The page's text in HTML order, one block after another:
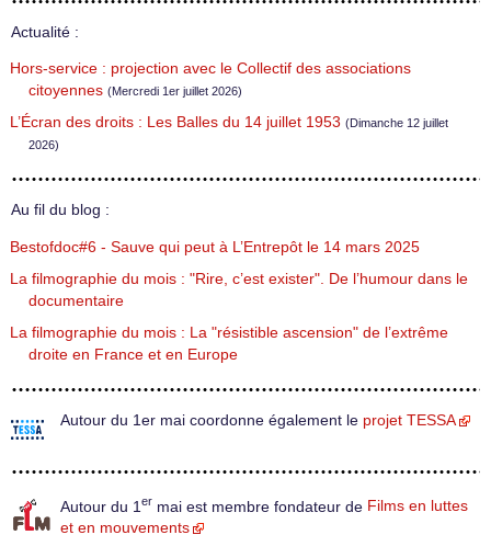
Actualité :
Hors-service : projection avec le Collectif des associations
citoyennes (Mercredi 1er juillet 2026)
L’Écran des droits : Les Balles du 14 juillet 1953 (Dimanche 12 juillet
2026)
Au fil du blog :
Bestofdoc#6 - Sauve qui peut à L’Entrepôt le 14 mars 2025
La filmographie du mois : "Rire, c’est exister". De l’humour dans le
documentaire
La filmographie du mois : La "résistible ascension" de l’extrême
droite en France et en Europe
Autour du 1er mai coordonne également le projet TESSA
Autour du 1 er mai est membre fondateur de Films en luttes
et en mouvements